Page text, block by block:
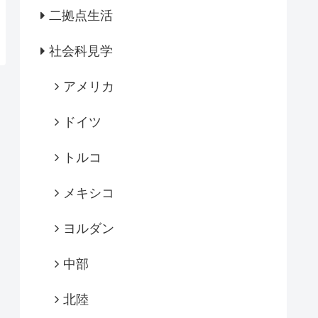
二拠点生活
社会科見学
アメリカ
ドイツ
トルコ
メキシコ
ヨルダン
中部
北陸